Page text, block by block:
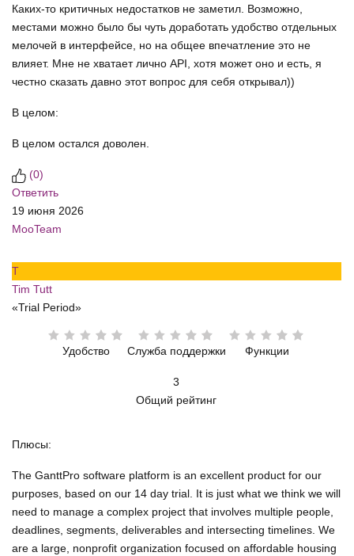
Каких-то критичных недостатков не заметил. Возможно,
местами можно было бы чуть доработать удобство отдельных
мелочей в интерфейсе, но на общее впечатление это не
влияет. Мне не хватает лично API, хотя может оно и есть, я
честно сказать давно этот вопрос для себя открывал))
В целом:
В целом остался доволен.
(0)
Ответить
19 июня 2026
MooTeam
T
Tim Tutt
«Trial Period»
Удобство Служба поддержки Функции
3
Общий рейтинг
Плюсы:
The GanttPro software platform is an excellent product for our
purposes, based on our 14 day trial. It is just what we think we will
need to manage a complex project that involves multiple people,
deadlines, segments, deliverables and intersecting timelines. We
are a large, nonprofit organization focused on affordable housing